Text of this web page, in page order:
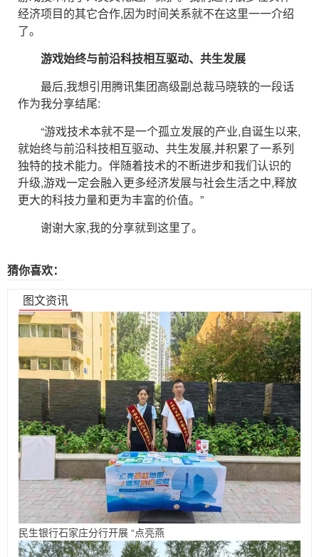
经济项目的其它合作,因为时间关系就不在这里一一介绍
了。
游戏始终与前沿科技相互驱动、共生发展
最后,我想引用腾讯集团高级副总裁马晓轶的一段话
作为我分享结尾:
“游戏技术本就不是一个孤立发展的产业,自诞生以来,
就始终与前沿科技相互驱动、共生发展,并积累了一系列
独特的技术能力。伴随着技术的不断进步和我们认识的
升级,游戏一定会融入更多经济发展与社会生活之中,释放
更大的科技力量和更为丰富的价值。”
谢谢大家,我的分享就到这里了。
猜你喜欢：
图文资讯
民生银行石家庄分行开展 “点亮燕